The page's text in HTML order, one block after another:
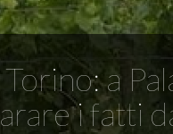
a
i fatti